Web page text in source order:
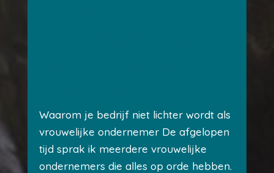
Waarom je bedrijf niet lichter wordt als
vrouwelijke ondernemer De afgelopen
tijd sprak ik meerdere vrouwelijke
ondernemers die alles op orde hebben.